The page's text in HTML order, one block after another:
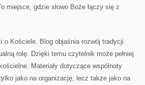
miejsce, gdzie słowo Boże łączy się z
o Kościele. Blog objaśnia rozwój tradycji
rolę. Dzięki temu czytelnik może pełniej
Materiały dotyczące wspólnoty
jako na organizację, lecz także jako na